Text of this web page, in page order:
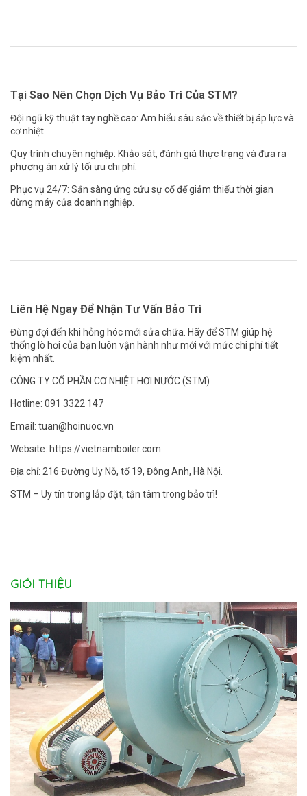
Tại Sao Nên Chọn Dịch Vụ Bảo Trì Của STM?
Đội ngũ kỹ thuật tay nghề cao: Am hiểu sâu sắc về thiết bị áp lực và
cơ nhiệt.
Quy trình chuyên nghiệp: Khảo sát, đánh giá thực trạng và đưa ra
phương án xử lý tối ưu chi phí.
Phục vụ 24/7: Sẵn sàng ứng cứu sự cố để giảm thiểu thời gian
dừng máy của doanh nghiệp.
Liên Hệ Ngay Để Nhận Tư Vấn Bảo Trì
Đừng đợi đến khi hỏng hóc mới sửa chữa. Hãy để STM giúp hệ
thống lò hơi của bạn luôn vận hành như mới với mức chi phí tiết
kiệm nhất.
CÔNG TY CỔ PHẦN CƠ NHIỆT HƠI NƯỚC (STM)
Hotline: 091 3322 147
Email: tuan@hoinuoc.vn
Website: https://vietnamboiler.com
Địa chỉ: 216 Đường Uy Nỗ, tổ 19, Đông Anh, Hà Nội.
STM – Uy tín trong lắp đặt, tận tâm trong bảo trì!
GIỚI THIỆU